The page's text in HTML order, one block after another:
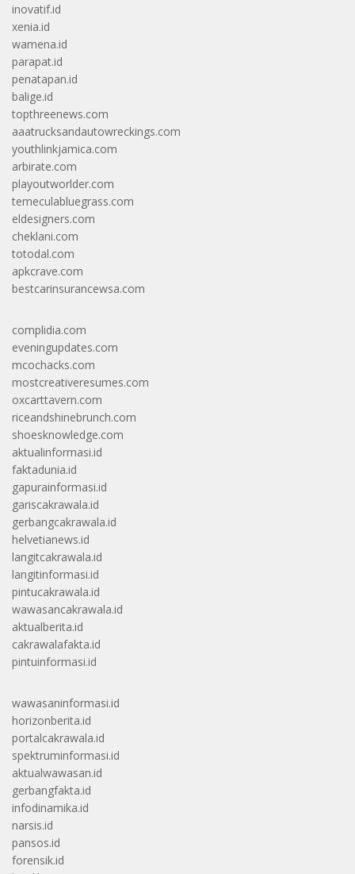
inovatif.id
xenia.id
wamena.id
parapat.id
penatapan.id
balige.id
topthreenews.com
aaatrucksandautowreckings.com
youthlinkjamica.com
arbirate.com
playoutworlder.com
temeculabluegrass.com
eldesigners.com
cheklani.com
totodal.com
apkcrave.com
bestcarinsurancewsa.com
complidia.com
eveningupdates.com
mcochacks.com
mostcreativeresumes.com
oxcarttavern.com
riceandshinebrunch.com
shoesknowledge.com
aktualinformasi.id
faktadunia.id
gapurainformasi.id
gariscakrawala.id
gerbangcakrawala.id
helvetianews.id
langitcakrawala.id
langitinformasi.id
pintucakrawala.id
wawasancakrawala.id
aktualberita.id
cakrawalafakta.id
pintuinformasi.id
wawasaninformasi.id
horizonberita.id
portalcakrawala.id
spektruminformasi.id
aktualwawasan.id
gerbangfakta.id
infodinamika.id
narsis.id
pansos.id
forensik.id